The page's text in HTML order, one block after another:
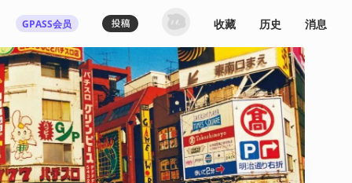
GPASS会员
登录机核你可以：
下载收藏播客节目 多端历史播放同步
发布内容动态/评论 关注喜欢的创作者
登录 / 注册
收藏 历史 消息